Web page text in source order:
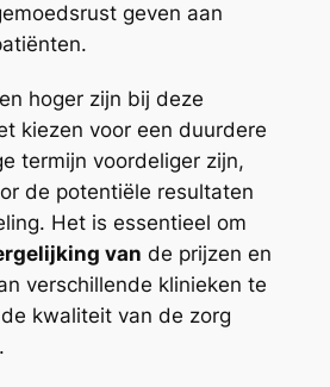
geven aan
hoger zijn bij deze
kiezen voor een duurdere
termijn voordeliger zijn,
de potentiële resultaten
Het is essentieel om
van de prijzen en
verschillende klinieken te
kwaliteit van de zorg